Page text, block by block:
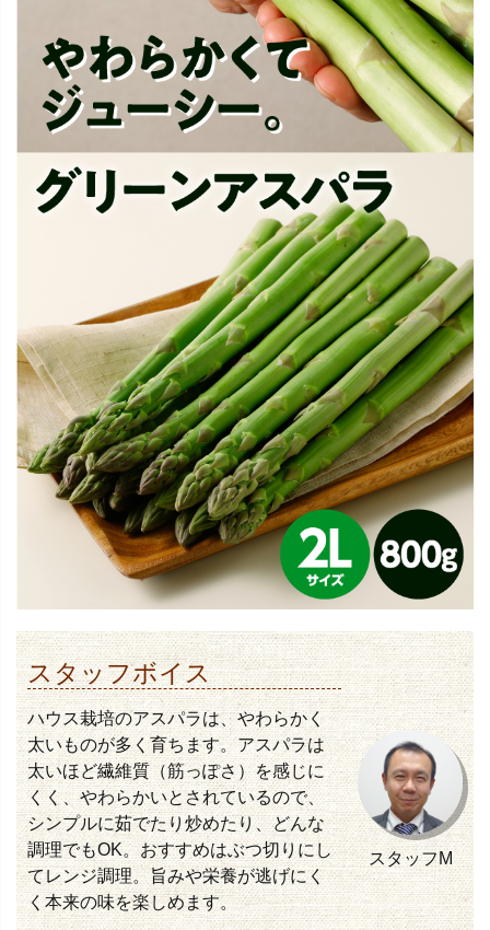
スタッフボイス
ハウス栽培のアスパラは、やわらかく
太いものが多く育ちます。アスパラは
太いほど繊維質（筋っぽさ）を感じに
くく、やわらかいとされているので、
シンプルに茹でたり炒めたり、どんな
調理でもOK。おすすめはぶつ切りにし
てレンジ調理。旨みや栄養が逃げにく
く本来の味を楽しめます。
スタッフM